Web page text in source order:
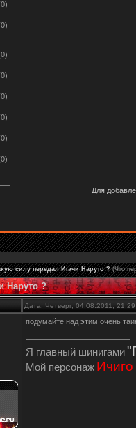
Для
силу передал Итачи Наруто ? (Что
Наруто ?
Дата: Четверг, 04.08.2011,
подумайте над этим очень
Я главный шинигами
Мой персонаж